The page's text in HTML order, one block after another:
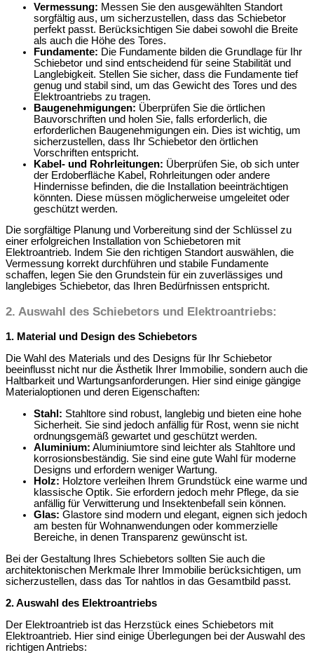
Vermessung: Messen Sie den ausgewählten Standort
sorgfältig aus, um sicherzustellen, dass das Schiebetor
perfekt passt. Berücksichtigen Sie dabei sowohl die Breite
als auch die Höhe des Tores.
Fundamente: Die Fundamente bilden die Grundlage für Ihr
Schiebetor und sind entscheidend für seine Stabilität und
Langlebigkeit. Stellen Sie sicher, dass die Fundamente tief
genug und stabil sind, um das Gewicht des Tores und des
Elektroantriebs zu tragen.
Baugenehmigungen: Überprüfen Sie die örtlichen
Bauvorschriften und holen Sie, falls erforderlich, die
erforderlichen Baugenehmigungen ein. Dies ist wichtig, um
sicherzustellen, dass Ihr Schiebetor den örtlichen
Vorschriften entspricht.
Kabel- und Rohrleitungen: Überprüfen Sie, ob sich unter
der Erdoberfläche Kabel, Rohrleitungen oder andere
Hindernisse befinden, die die Installation beeinträchtigen
könnten. Diese müssen möglicherweise umgeleitet oder
geschützt werden.
Die sorgfältige Planung und Vorbereitung sind der Schlüssel zu
einer erfolgreichen Installation von Schiebetoren mit
Elektroantrieb. Indem Sie den richtigen Standort auswählen, die
Vermessung korrekt durchführen und stabile Fundamente
schaffen, legen Sie den Grundstein für ein zuverlässiges und
langlebiges Schiebetor, das Ihren Bedürfnissen entspricht.
2. Auswahl des Schiebetors und Elektroantriebs:
1. Material und Design des Schiebetors
Die Wahl des Materials und des Designs für Ihr Schiebetor
beeinflusst nicht nur die Ästhetik Ihrer Immobilie, sondern auch die
Haltbarkeit und Wartungsanforderungen. Hier sind einige gängige
Materialoptionen und deren Eigenschaften:
Stahl: Stahltore sind robust, langlebig und bieten eine hohe
Sicherheit. Sie sind jedoch anfällig für Rost, wenn sie nicht
ordnungsgemäß gewartet und geschützt werden.
Aluminium: Aluminiumtore sind leichter als Stahltore und
korrosionsbeständig. Sie sind eine gute Wahl für moderne
Designs und erfordern weniger Wartung.
Holz: Holztore verleihen Ihrem Grundstück eine warme und
klassische Optik. Sie erfordern jedoch mehr Pflege, da sie
anfällig für Verwitterung und Insektenbefall sein können.
Glas: Glastore sind modern und elegant, eignen sich jedoch
am besten für Wohnanwendungen oder kommerzielle
Bereiche, in denen Transparenz gewünscht ist.
Bei der Gestaltung Ihres Schiebetors sollten Sie auch die
architektonischen Merkmale Ihrer Immobilie berücksichtigen, um
sicherzustellen, dass das Tor nahtlos in das Gesamtbild passt.
2. Auswahl des Elektroantriebs
Der Elektroantrieb ist das Herzstück eines Schiebetors mit
Elektroantrieb. Hier sind einige Überlegungen bei der Auswahl des
richtigen Antriebs: